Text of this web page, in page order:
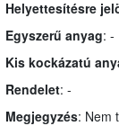
Helyettesítésre
Egyszerű anyag: -
Kis kockázatú
Rendelet: -
Megjegyzés: Nem